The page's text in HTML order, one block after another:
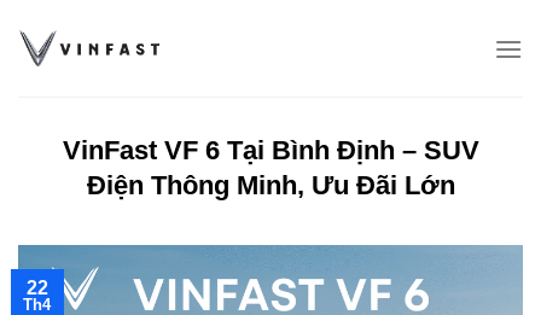
đến
VinFast VF 6 Tại Bình Định – SUV
Điện Thông Minh, Ưu Đãi Lớn
22
Th4